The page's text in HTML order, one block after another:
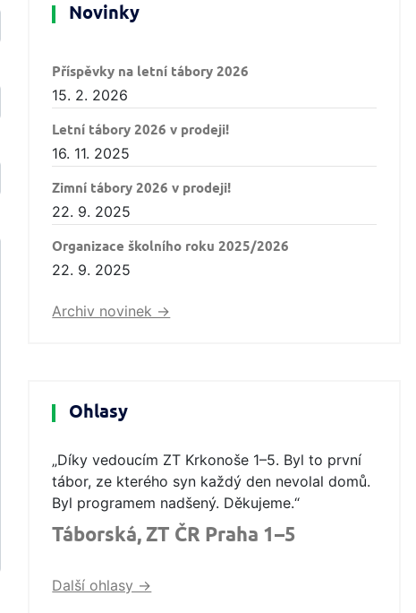
Novinky
Příspěvky na letní tábory 2026
15. 2. 2026
Letní tábory 2026 v prodeji!
16. 11. 2025
Zimní tábory 2026 v prodeji!
22. 9. 2025
Organizace školního roku 2025/2026
22. 9. 2025
Archiv novinek ->
Ohlasy
„Díky vedoucím ZT Krkonoše 1–5. Byl to první
tábor, ze kterého syn každý den nevolal domů.
Byl programem nadšený. Děkujeme.“
Táborská, ZT ČR Praha 1–5
Další ohlasy ->